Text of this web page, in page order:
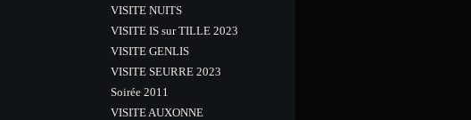
VISITE NUITS
VISITE IS sur TILLE 2023
VISITE GENLIS
VISITE SEURRE 2023
Soirée 2011
VISITE AUXONNE